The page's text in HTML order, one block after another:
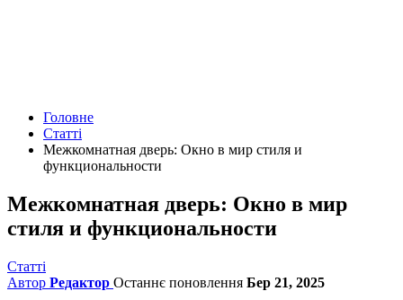
Головне
Статті
Межкомнатная дверь: Окно в мир стиля и
функциональности
Межкомнатная дверь: Окно в мир
стиля и функциональности
Статті
Автор Редактор Останнє поновлення Бер 21, 2025